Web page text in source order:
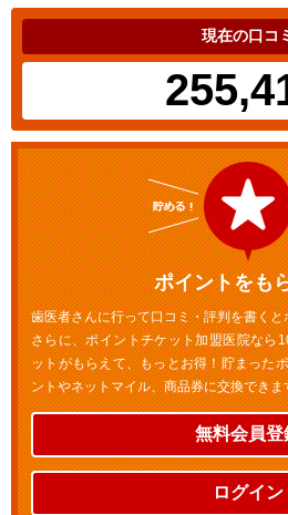
現在の口コ
ポイントをも
歯医者さんに行って口コミ・評判を書く
さらに、ポイントチケット加盟医院なら
ットがもらえて、もっとお得！貯まった
ントやネットマイル、商品券に交換できま
無料会員登
ログイン